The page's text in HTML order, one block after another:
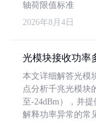
轴荷限值标准
2026年8月4日
光模块接收功率
本文详细解答光模
点分析千兆光模块
至-24dBm），并
解释功率异常的常